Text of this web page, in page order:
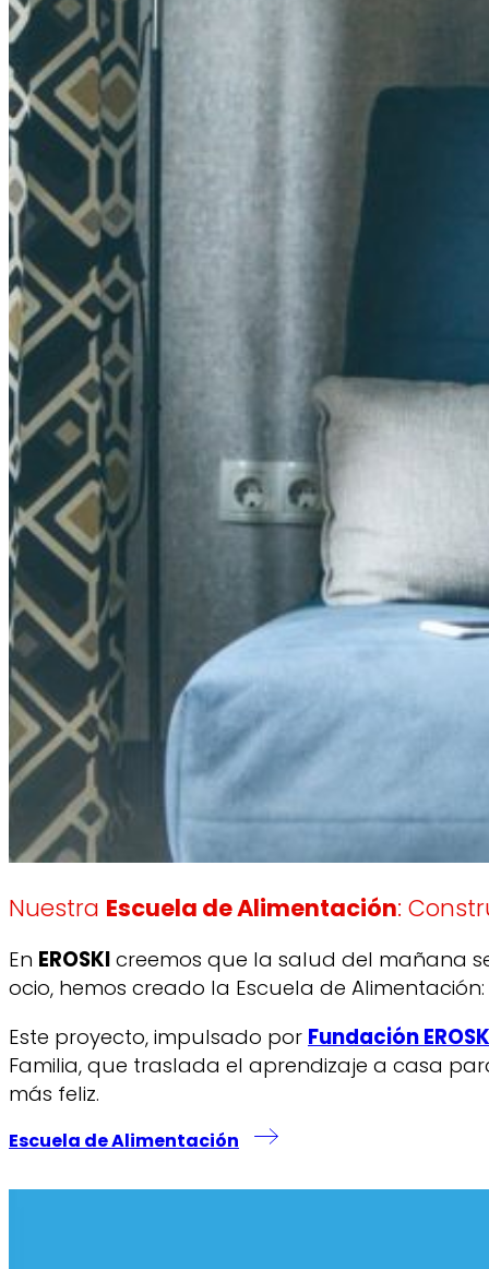
Nuestra Escuela de Alimentación:
En EROSKI creemos que la salud del mañana
ocio, hemos creado la Escuela de
Este proyecto, impulsado por Fundación
Familia, que traslada el aprendizaje a casa
más feliz.
Escuela de Alimentación